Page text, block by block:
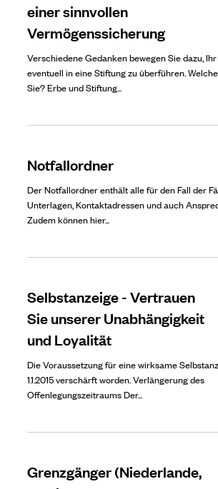
einer sinnvollen
Vermögenssicherung
Verschiedene Gedanken bewegen Sie dazu,
eventuell in eine Stiftung zu überführen.
Sie? Erbe und Stiftung...
Notfallordner
Der Notfallordner enthält alle für den Fall der
Unterlagen, Kontaktadressen und auch
Zudem können hier...
Selbstanzeige - Vertrauen
Sie unserer Unabhängigkeit
und Loyalität
Die Voraussetzung für eine wirksame
1.1.2015 verschärft worden. Verlängerung des
Offenlegungszeitraums Der...
Grenzgänger (Niederlande,